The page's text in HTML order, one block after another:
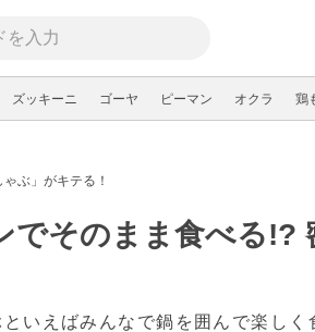
ズッキーニ ゴーヤ ピーマン オクラ 鶏
ぶ」がキテる！
でそのまま食べる!?
といえばみんなで鍋を囲んで楽し